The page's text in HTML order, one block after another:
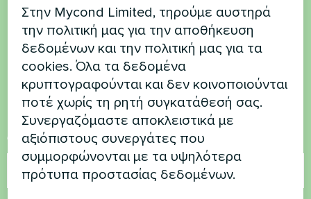
Θέλετε να αγοράσετε ή
έχετε ερωτήσεις
Επικοινωνήστε μαζί μας και θα σας
βοηθήσουμε
Όνομα
Στην Mycond Limited, τηρούμε αυστηρά
την πολιτική μας για την αποθήκευση
δεδομένων και την πολιτική μας για τα
cookies. Όλα τα δεδομένα
κρυπτογραφούνται και δεν κοινοποιούνται
ποτέ χωρίς τη ρητή συγκατάθεσή σας.
Συνεργαζόμαστε αποκλειστικά με
αξιόπιστους συνεργάτες που
συμμορφώνονται με τα υψηλότερα
πρότυπα προστασίας δεδομένων.